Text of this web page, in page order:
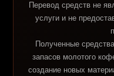
Перевод средств не
услуги и не
Полученные
запасов молотого
создание новых